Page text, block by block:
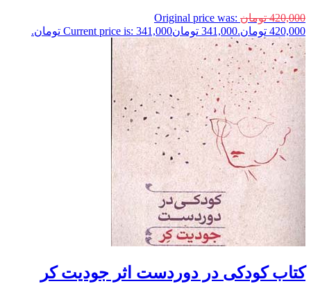
420,000 تومان Original price was:
420,000 تومان.
341,000 تومانCurrent price is: 341,000 تومان.
کتاب کودکی در دوردست اثر جودیت کر